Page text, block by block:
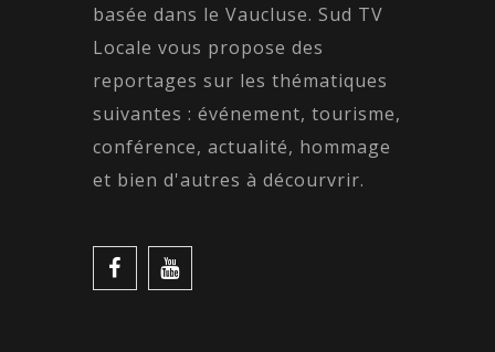
basée dans le Vaucluse. Sud TV
Locale vous propose des
reportages sur les thématiques
suivantes : événement, tourisme,
conférence, actualité, hommage
et bien d'autres à décourvrir.